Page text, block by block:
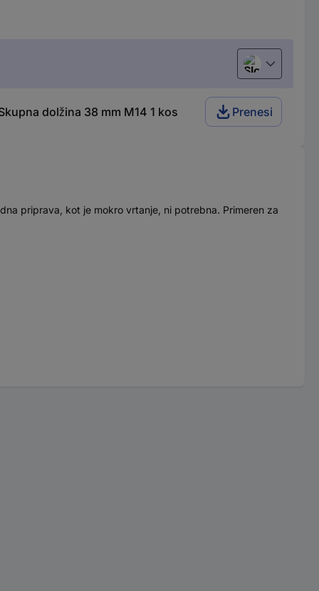
Slovenščina
dolžina 38 mm M14 1 kos Prenesi
priprava, kot je mokro vrtanje, ni potrebna. Primeren za